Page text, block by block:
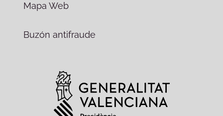
Mapa Web
Buzón antifraude